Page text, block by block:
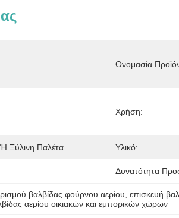
Ονομασία
Χρήση:
Ξύλινη Παλέτα Υλικό:
Δυνατότητα
βαλβίδας φούρνου αερίου , επισκευή
αερίου οικιακών και εμπορικών χώρων